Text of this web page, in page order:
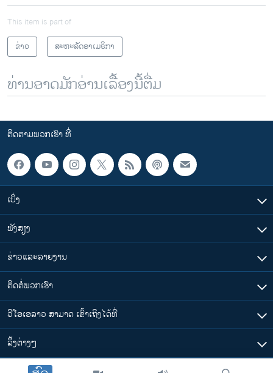
This item is part of
ຂ່າວ
ສະຫະລັດອາເມຣິກາ
ທ່ານອາດມັກອ່ານເລື້ອງນີ້ຕື່ມ
ຕິດຕາມພວກເຮົາ ທີ່
ເບິ່ງ
ຟັງສຽງ
ຂ່າວແລະລາຍງານ
ຕິດຕໍ່ພວກເຮົາ
ວີໂອເອລາວ ສາມາດ ເຂົ້າເຖິງໄດ້ທີ່
​ລິ້ງ​ຕ່າງໆ